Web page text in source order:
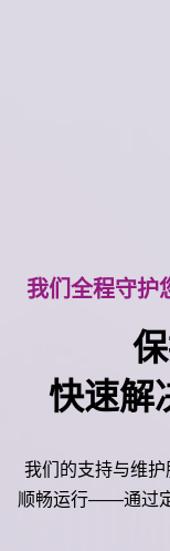
我们全程守护
快速解
我们的支持与维
顺畅运行——通过